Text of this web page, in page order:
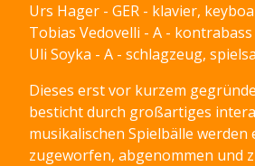
Urs Hager - GER - klavier,
Tobias Vedovelli - A - kontrabass
Uli Soyka - A - schlagzeug,
Dieses erst vor kurzem
besticht durch großartiges
musikalischen Spielbälle werden
zugeworfen, abgenommen und